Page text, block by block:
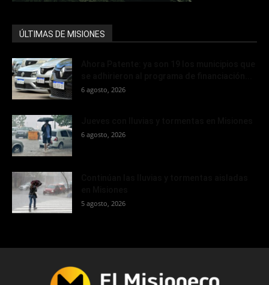
ÚLTIMAS DE MISIONES
6 agosto, 2026
6 agosto, 2026
5 agosto, 2026